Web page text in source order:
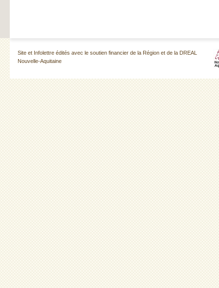
Site et Infolettre édités avec le soutien financier de la Région et de la DREAL
Nouvelle-Aquitaine